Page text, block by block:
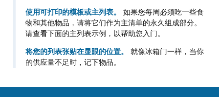
使用可打印的模板或主列表。
如果您每周必须吃一些食
物和其他物品，请将它们作为主清单的永久组成部分。
请查看下面的主列表示例，以帮助您入门。
将您的列表张贴在显眼的位置。
就像冰箱门一样，当你
的供应量不足时，记下物品。